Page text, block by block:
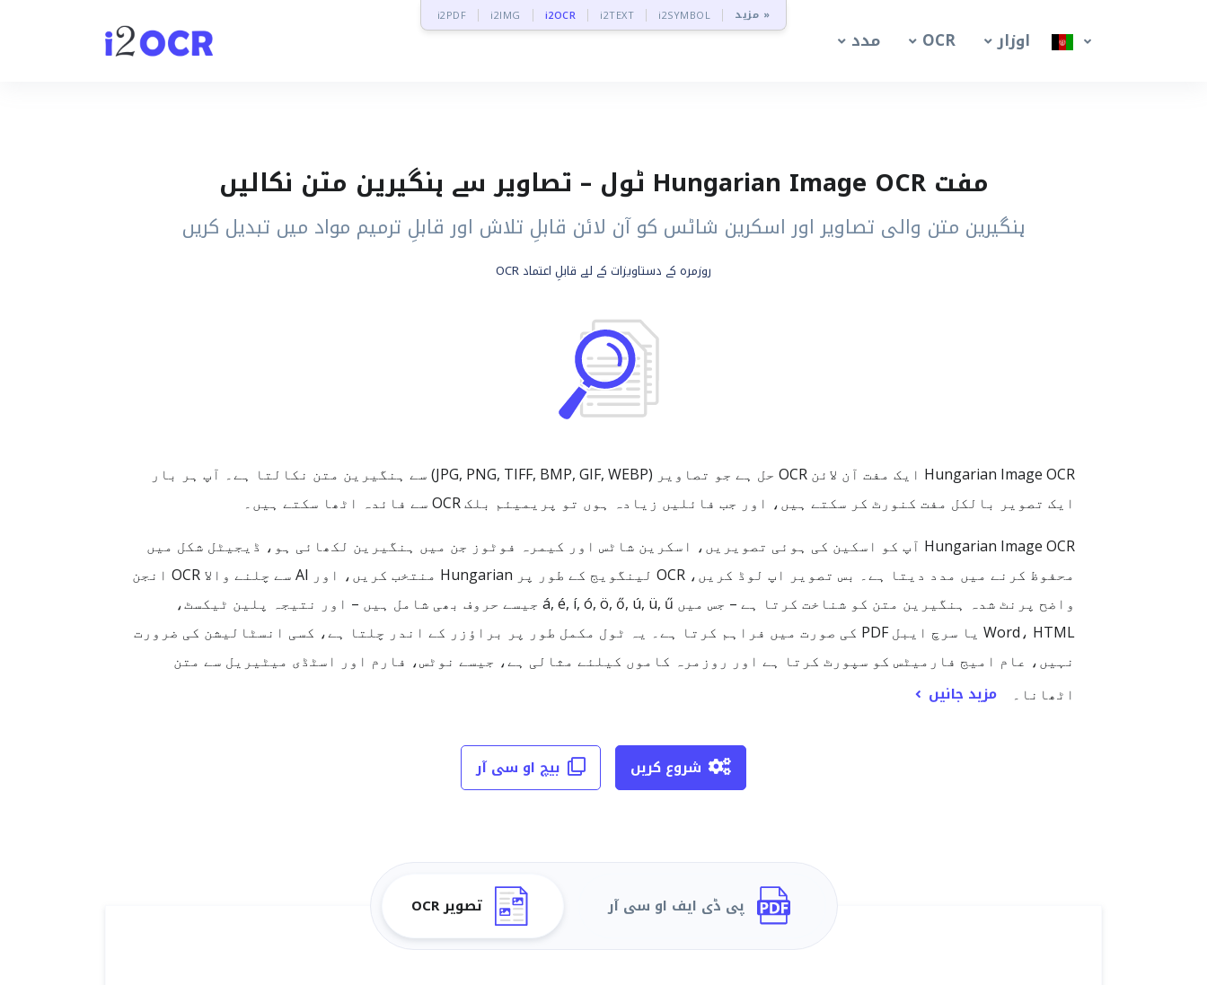
i2PDF i2IMG i2OCR i2TEXT i2SYMBOL مزید »
مدد OCR اوزار
مفت Hungarian Image OCR ٹول – تصاویر سے ہنگیرین متن نکالیں
ہنگیرین متن والی تصاویر اور اسکرین شاٹس کو آن لائن قابلِ تلاش اور قابلِ ترمیم مواد میں تبدیل کریں
روزمرہ کے دستاویزات کے لیے قابلِ اعتماد OCR
Hungarian Image OCR ایک مفت آن لائن OCR حل ہے جو تصاویر (JPG, PNG, TIFF, BMP, GIF, WEBP) سے ہنگیرین متن نکالتا ہے۔ آپ ہر بار
ایک تصویر بالکل مفت کنورٹ کر سکتے ہیں، اور جب فائلیں زیادہ ہوں تو پریمیئم بلک OCR سے فائدہ اٹھا سکتے ہیں۔
Hungarian Image OCR آپ کو اسکین کی ہوئی تصویریں، اسکرین شاٹس اور کیمرہ فوٹوز جن میں ہنگیرین لکھائی ہو، ڈیجیٹل شکل میں
محفوظ کرنے میں مدد دیتا ہے۔ بس تصویر اپ لوڈ کریں، OCR لینگویج کے طور پر Hungarian منتخب کریں، اور AI سے چلنے والا OCR انجن
واضح پرنٹ شدہ ہنگیرین متن کو شناخت کرتا ہے – جس میں á, é, í, ó, ö, ő, ú, ü, ű جیسے حروف بھی شامل ہیں – اور نتیجہ پلین ٹیکسٹ،
Word، HTML یا سرچ ایبل PDF کی صورت میں فراہم کرتا ہے۔ یہ ٹول مکمل طور پر براؤزر کے اندر چلتا ہے، کسی انسٹالیشن کی ضرورت
نہیں، عام امیج فارمیٹس کو سپورٹ کرتا ہے اور روزمرہ کاموں کیلئے مثالی ہے، جیسے نوٹس، فارم اور اسٹڈی میٹیریل سے متن
اٹھانا۔
مزید جانیں
بیچ او سی آر شروع کریں
تصویر OCR پی ڈی ایف او سی آر